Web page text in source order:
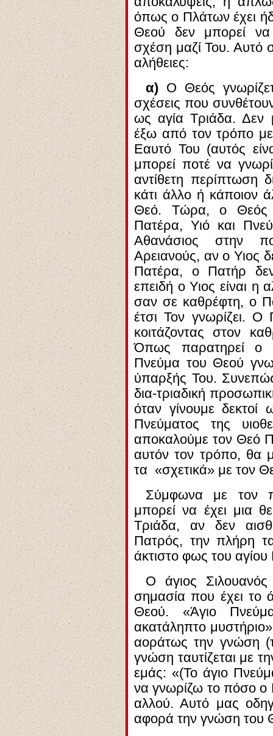
όπως ο Πλάτων έχει
Θεού δεν μπορεί να
σχέση μαζί Του. Αυτό
αλήθειες:
α)Ο Θεός
σχέσεις που
ως αγία Τριάδα. Δεν
έξω από τον τρόπο με
Εαυτό Του (αυτός
μπορεί ποτέ να
αντίθετη περίπτωση
κάτι άλλο ή κάποιον
Θεό. Τώρα, ο Θεός
Πατέρα, Υιό και
Αθανάσιος στην
Αρειανούς, αν ο Υιος
Πατέρα, ο Πατήρ
επειδή ο Υιος είναι η
σαν σε καθρέφτη, ο
έτσι Τον γνωρίζει. Ο
κοιτάζοντας στον
Όπως παρατηρεί ο
Πνεύμα του Θεού
ύπαρξής Του.
δια-τριαδική
όταν γίνουμε
Πνεύματος της
αποκαλούμε τον Θεό
αυτόν τον τρόπο, θα
τα «σχετικά» με τον
Σύμφωνα με τον
μπορεί να έχει μια
Τριάδα, αν δεν
Πατρός, την πλήρη
άκτιστο φως του
Ο άγιος
σημασία που έχει το
Θεού. «Άγιο
ακατάληπτο
αοράτως την γνώση
γνώση ταυτίζεται με
εμάς: «(Το άγιο
να γνωρίζω το πόσο ο
αλλού. Αυτό μας
αφορά την γνώση του